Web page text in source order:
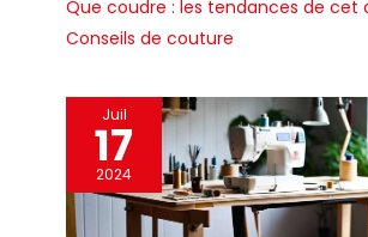
Que coudre : les tendances de cet
Conseils de couture
Juil
17
2024